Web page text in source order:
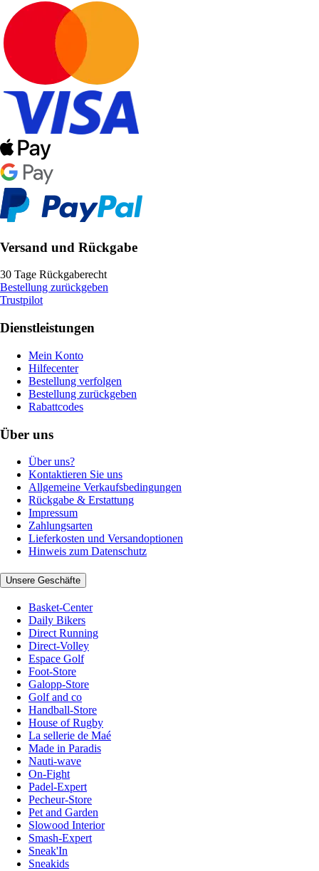
Versand und Rückgabe
30 Tage Rückgaberecht
Bestellung zurückgeben
Trustpilot
Dienstleistungen
Mein Konto
Hilfecenter
Bestellung verfolgen
Bestellung zurückgeben
Rabattcodes
Über uns
Über uns?
Kontaktieren Sie uns
Allgemeine Verkaufsbedingungen
Rückgabe & Erstattung
Impressum
Zahlungsarten
Lieferkosten und Versandoptionen
Hinweis zum Datenschutz
Unsere Geschäfte
Basket-Center
Daily Bikers
Direct Running
Direct-Volley
Espace Golf
Foot-Store
Galopp-Store
Golf and co
Handball-Store
House of Rugby
La sellerie de Maé
Made in Paradis
Nauti-wave
On-Fight
Padel-Expert
Pecheur-Store
Pet and Garden
Slowood Interior
Smash-Expert
Sneak'In
Sneakids